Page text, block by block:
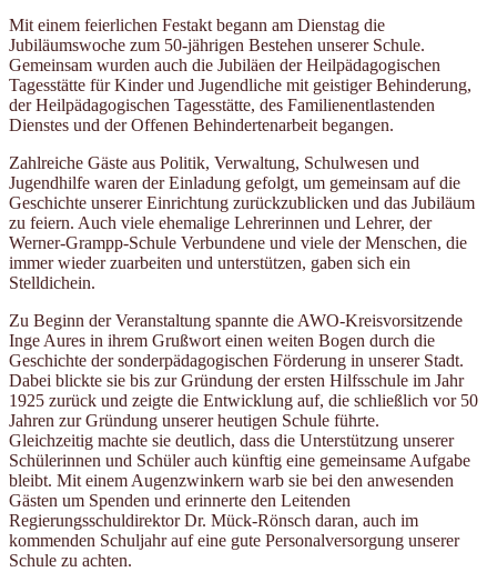
Mit einem feierlichen Festakt begann am Dienstag die
Jubiläumswoche zum 50-jährigen Bestehen unserer Schule.
Gemeinsam wurden auch die Jubiläen der Heilpädagogischen
Tagesstätte für Kinder und Jugendliche mit geistiger Behinderung,
der Heilpädagogischen Tagesstätte, des Familienentlastenden
Dienstes und der Offenen Behindertenarbeit begangen.
Zahlreiche Gäste aus Politik, Verwaltung, Schulwesen und
Jugendhilfe waren der Einladung gefolgt, um gemeinsam auf die
Geschichte unserer Einrichtung zurückzublicken und das Jubiläum
zu feiern. Auch viele ehemalige Lehrerinnen und Lehrer, der
Werner-Grampp-Schule Verbundene und viele der Menschen, die
immer wieder zuarbeiten und unterstützen, gaben sich ein
Stelldichein.
Zu Beginn der Veranstaltung spannte die AWO-Kreisvorsitzende
Inge Aures in ihrem Grußwort einen weiten Bogen durch die
Geschichte der sonderpädagogischen Förderung in unserer Stadt.
Dabei blickte sie bis zur Gründung der ersten Hilfsschule im Jahr
1925 zurück und zeigte die Entwicklung auf, die schließlich vor 50
Jahren zur Gründung unserer heutigen Schule führte.
Gleichzeitig machte sie deutlich, dass die Unterstützung unserer
Schülerinnen und Schüler auch künftig eine gemeinsame Aufgabe
bleibt. Mit einem Augenzwinkern warb sie bei den anwesenden
Gästen um Spenden und erinnerte den Leitenden
Regierungsschuldirektor Dr. Mück-Rönsch daran, auch im
kommenden Schuljahr auf eine gute Personalversorgung unserer
Schule zu achten.